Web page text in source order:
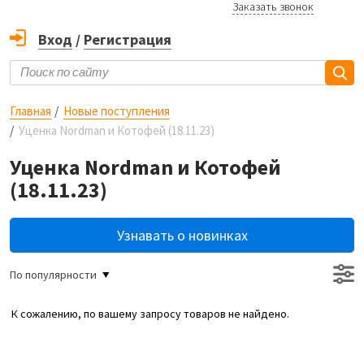
Заказать звонок
Вход / Регистрация
Главная
Новые поступления
Уценка Nordman и Котофей (18.11.23)
Уценка Nordman и Котофей
(18.11.23)
Узнавать о новинках
По популярности
К сожалению, по вашему запросу товаров не найдено.